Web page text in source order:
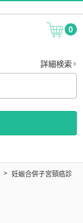
0
詳細検索
妊娠合併子宮頸癌診